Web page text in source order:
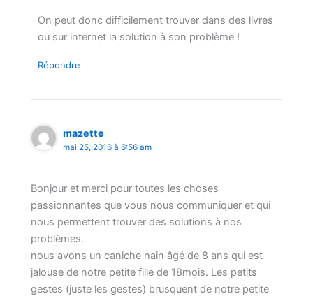
On peut donc difficilement trouver dans des livres
ou sur internet la solution à son problème !
Répondre
mazette
mai 25, 2016 à 6:56 am
Bonjour et merci pour toutes les choses
passionnantes que vous nous communiquer et qui
nous permettent trouver des solutions à nos
problèmes.
nous avons un caniche nain âgé de 8 ans qui est
jalouse de notre petite fille de 18mois. Les petits
gestes (juste les gestes) brusquent de notre petite